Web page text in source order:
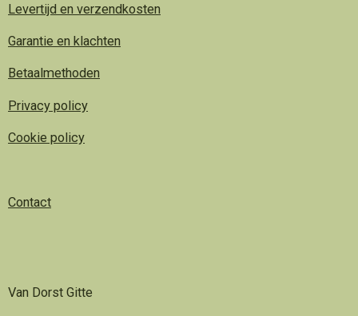
Levertijd en verzendkosten
Garantie en klachten
Betaalmethoden
Privacy policy
Cookie policy
Contact
Van Dorst Gitte